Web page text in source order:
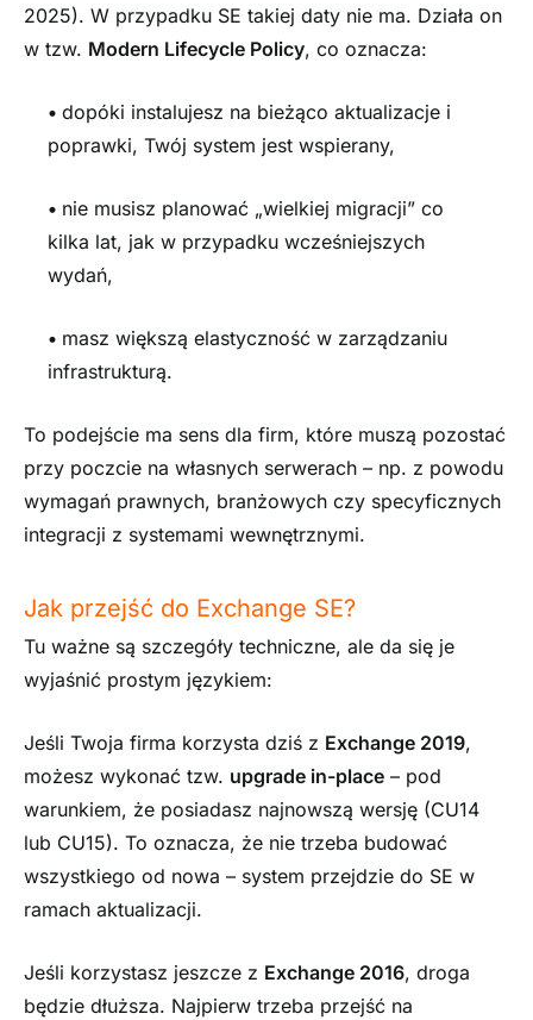
2025). W przypadku SE takiej daty nie ma. Działa on
w tzw. Modern Lifecycle Policy, co oznacza:
• dopóki instalujesz na bieżąco aktualizacje i
poprawki, Twój system jest wspierany,
• nie musisz planować „wielkiej migracji” co
kilka lat, jak w przypadku wcześniejszych
wydań,
• masz większą elastyczność w zarządzaniu
infrastrukturą.
To podejście ma sens dla firm, które muszą pozostać
przy poczcie na własnych serwerach – np. z powodu
wymagań prawnych, branżowych czy specyficznych
integracji z systemami wewnętrznymi.
Jak przejść do Exchange SE?
Tu ważne są szczegóły techniczne, ale da się je
wyjaśnić prostym językiem:
Jeśli Twoja firma korzysta dziś z Exchange 2019,
możesz wykonać tzw. upgrade in-place – pod
warunkiem, że posiadasz najnowszą wersję (CU14
lub CU15). To oznacza, że nie trzeba budować
wszystkiego od nowa – system przejdzie do SE w
ramach aktualizacji.
Jeśli korzystasz jeszcze z Exchange 2016, droga
będzie dłuższa. Najpierw trzeba przejść na